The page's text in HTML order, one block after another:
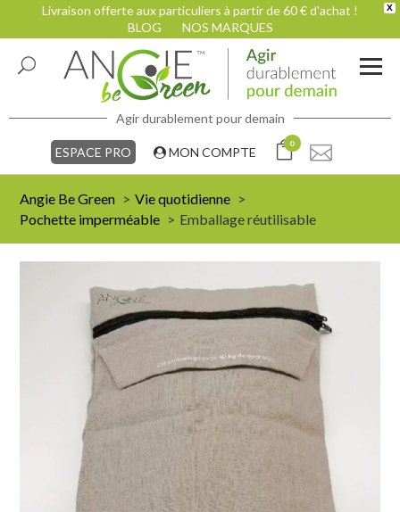
X
Livraison offerte aux particuliers à partir de 60 € d'achat !
BLOG
NOS MARQUES
Agir durablement pour demain
ESPACE PRO MON COMPTE
0
Angie Be Green
Vie quotidienne
Pochette imperméable
Emballage réutilisable